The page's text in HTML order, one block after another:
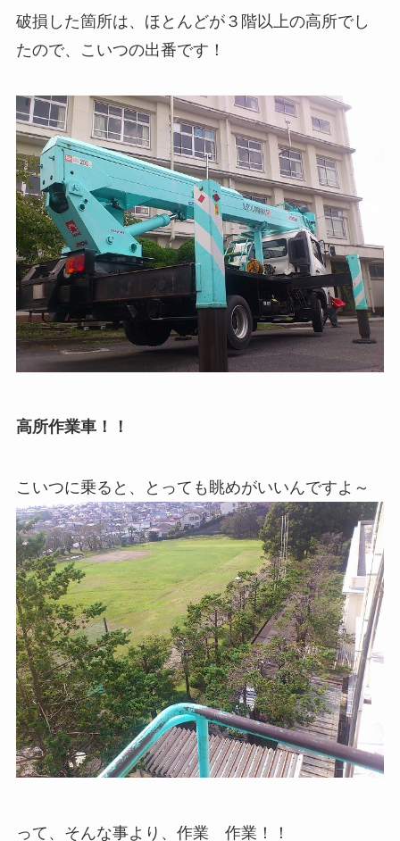
破損した箇所は、ほとんどが３階以上の高所でし
たので、こいつの出番です！
高所作業車！！
こいつに乗ると、とっても眺めがいいんですよ～
って、そんな事より、作業 作業！！